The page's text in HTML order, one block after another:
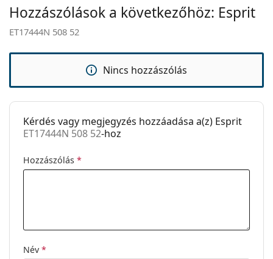
Állítható
Nem
Igen
Tisztítókendő:
Igen
Egyéb
Nem:
Női
Márka:
Hozzászólások a következőhöz: Esprit
ET17444N 508 52
Nincs hozzászólás
Kérdés vagy megjegyzés hozzáadása a(z) Esprit
ET17444N 508 52-hoz
Hozzászólás *
Név *